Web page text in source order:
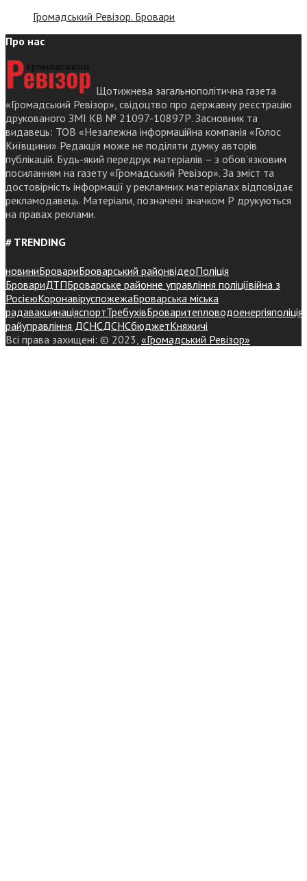
Громадський Ревізор. Бровари
Про нас
Щотижнева загальнополітична газета
«Громадський Ревізор», свідоцтво про державну реєстрацію
друкованого ЗМІ КВ № 21097-10897Р. Засновник та
видавець: ТОВ «Незалежна інформаційна компанія «Голос
Київщини» Редакція може не поділяти думку авторів
публікацій. Будь-який передрук матеріалів – з обов’язковим
посиланням на газету «Громадський Ревізор». За зміст та
достовірність інформації у рекламних матеріалах відповідає
рекламодавець. Матеріали, позначені значком Р друкуються
на правах реклами.
# TRENDING
новиниБровариБроварський районвідеоПоліція
БровариДТПБроварське районне управління поліціївійна з
РосієюКоронавіруспожежаБроварська міська
радавакцинаціяспортТребухівБроваритепловодоенергіяполіція
райуправління ДСНСДСНСбюджетКняжичі
Всі права захищені: © 2023, «Громадський Ревізор»